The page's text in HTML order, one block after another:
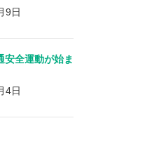
9日
安全運動が始ま
4日